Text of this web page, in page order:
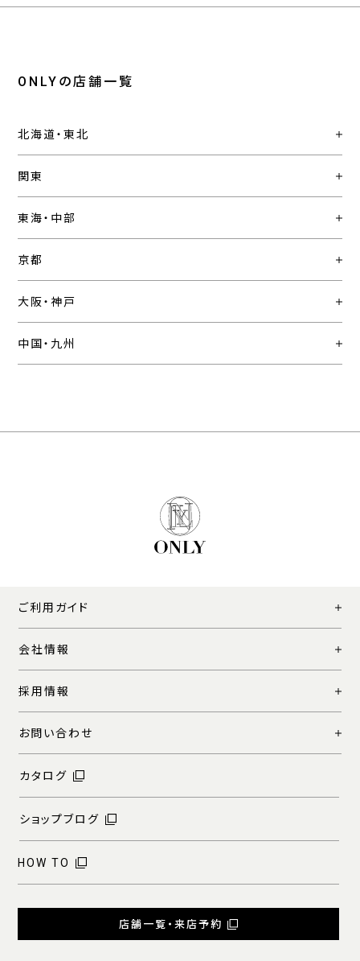
ONLYの店舗一覧
北海道・東北
関東
東海・中部
京都
大阪・神戸
中国・九州
ご利用ガイド
会社情報
採用情報
お問い合わせ
カタログ
ショップブログ
HOW TO
店舗一覧・来店予約